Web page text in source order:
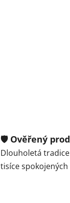
🛡️ Ověřený
Dlouholetá
tisíce spokojených